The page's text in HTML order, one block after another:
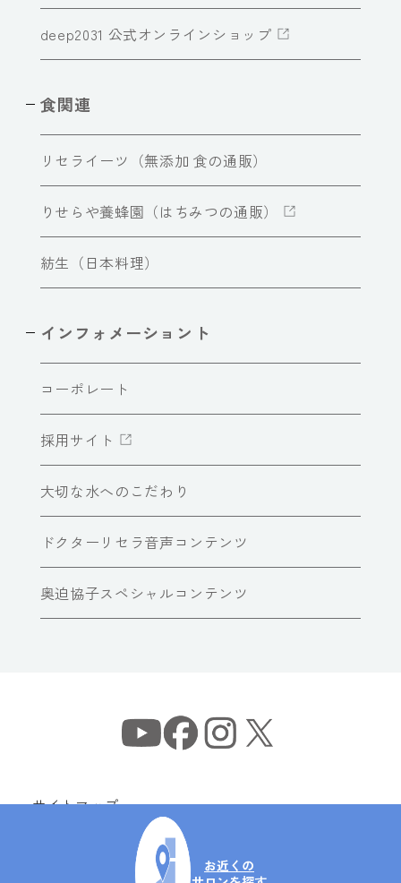
お近くの
deep2031 公式オンラインショップ
食関連
リセライーツ（無添加 食の通販）
りせらや養蜂園（はちみつの通販）
紡生（日本料理）
インフォメーショント
コーポレート
採用サイト
大切な水へのこだわり
ドクターリセラ音声コンテンツ
奥迫協子スペシャルコンテンツ
サイトマップ
個人情報保護方針
情報セキュリティ基本方針